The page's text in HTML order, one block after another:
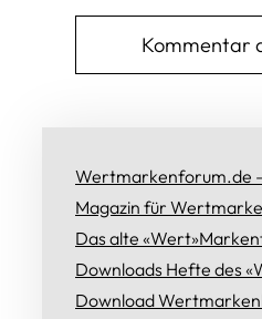
Wertmarkenforum.de
Magazin für
Das alte
Downloads Hefte des
Download